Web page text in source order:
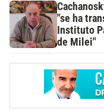
"se ha
Instituto
de Milei"